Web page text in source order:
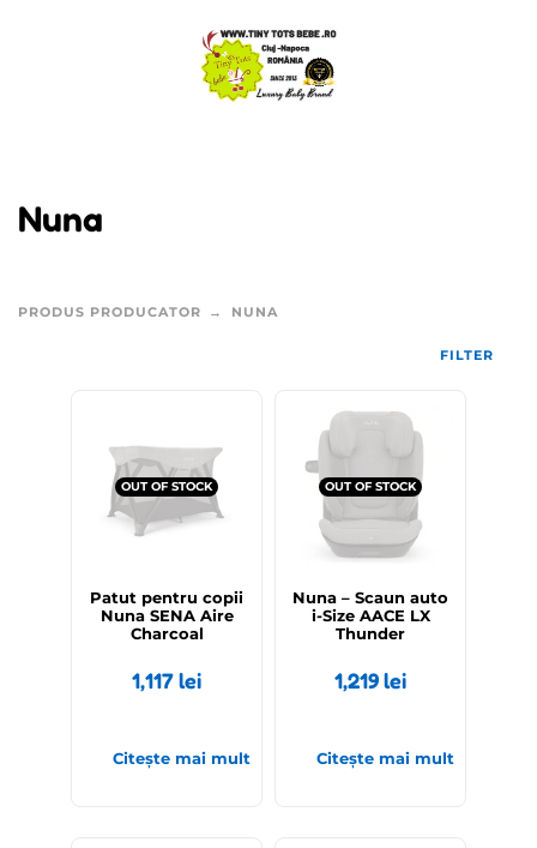
Nuna
PRODUS PRODUCATOR NUNA
FILTER
OUT OF STOCK
Patut pentru copii
Nuna SENA Aire
Charcoal
1,117lei
Citește mai mult
OUT OF STOCK
Nuna – Scaun auto
i-Size AACE LX
Thunder
1,219lei
Citește mai mult